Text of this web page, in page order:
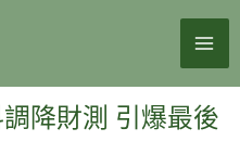
降財測 引爆最後